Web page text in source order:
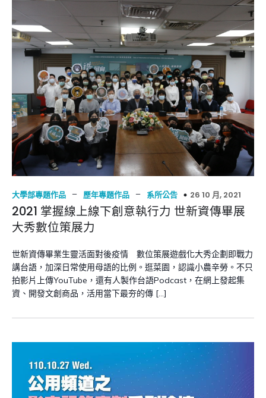
大學部專題作品 – 歷年專題作品 – 系所公告 26 10 月, 2021
2021 掌握線上線下創意執行力 世新資傳畢展
大秀數位策展力
世新資傳畢業生靈活面對後疫情 數位策展遊戲化大秀企劃即戰力
講台語，加深日常使用母語的比例。逛菜園，認識小農辛勞。不只
拍影片上傳YouTube，還有人製作台語Podcast，在網上發起集
資、開發文創商品，活用當下最夯的傳 […]